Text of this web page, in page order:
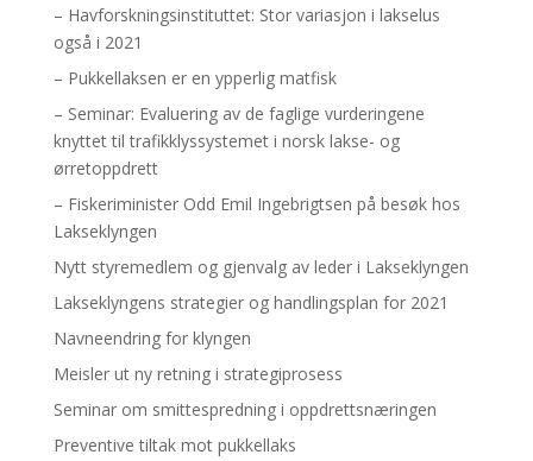
– Havforskningsinstituttet: Stor variasjon i lakselus
også i 2021
– Pukkellaksen er en ypperlig matfisk
– Seminar: Evaluering av de faglige vurderingene
knyttet til trafikklyssystemet i norsk lakse- og
ørretoppdrett
– Fiskeriminister Odd Emil Ingebrigtsen på besøk hos
Lakseklyngen
Nytt styremedlem og gjenvalg av leder i Lakseklyngen
Lakseklyngens strategier og handlingsplan for 2021
Navneendring for klyngen
Meisler ut ny retning i strategiprosess
Seminar om smittespredning i oppdrettsnæringen
Preventive tiltak mot pukkellaks